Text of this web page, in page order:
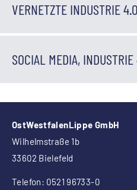
VERNETZTE INDUSTRIE 4.0
SOCIAL MEDIA,
OstWestfalenLippe GmbH
Wilhelmstraße 1b
33602 Bielefeld
Telefon: 0521 96733-0